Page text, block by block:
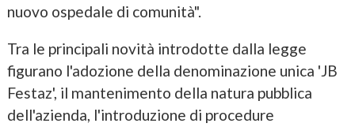
nuovo ospedale di comunità".
Tra le principali novità introdotte dalla legge
figurano l'adozione della denominazione unica 'JB
Festaz', il mantenimento della natura pubblica
dell'azienda, l'introduzione di procedure